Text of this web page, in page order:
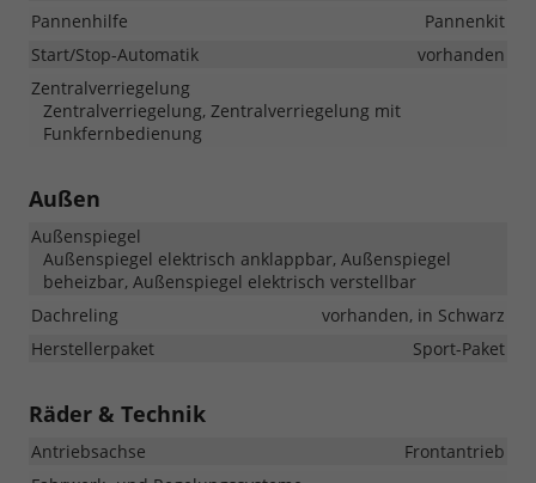
Pannenhilfe
Pannenkit
Start/Stop-Automatik
vorhanden
Zentralverriegelung
Zentralverriegelung, Zentralverriegelung mit
Funkfernbedienung
Außen
Außenspiegel
Außenspiegel elektrisch anklappbar, Außenspiegel
beheizbar, Außenspiegel elektrisch verstellbar
Dachreling
vorhanden, in Schwarz
Herstellerpaket
Sport-Paket
Räder & Technik
Antriebsachse
Frontantrieb